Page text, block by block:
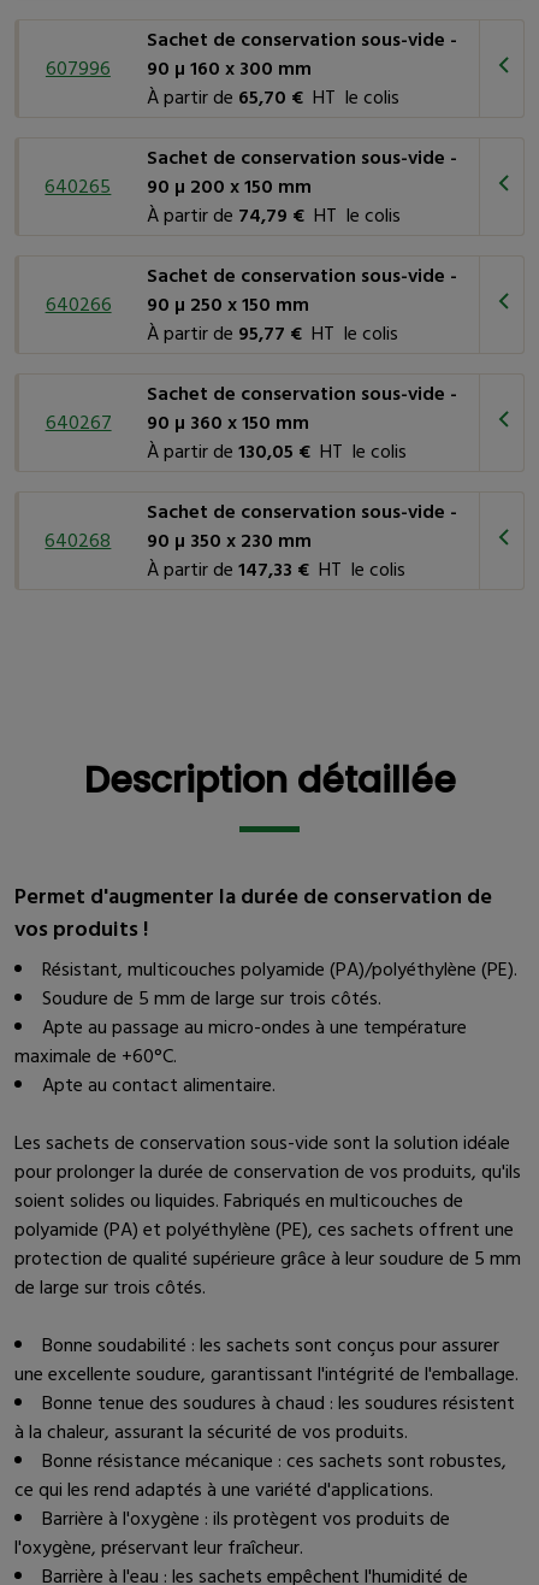
607996
Sachet de conservation sous-vide -
90 µ 160 x 300 mm
À partir de 65,70 €HT le colis
640265
Sachet de conservation sous-vide -
90 µ 200 x 150 mm
À partir de 74,79 €HT le colis
640266
Sachet de conservation sous-vide -
90 µ 250 x 150 mm
À partir de 95,77 € HT le colis
640267
Sachet de conservation sous-vide -
90 µ 360 x 150 mm
À partir de130,05 € HT le colis
640268
Sachet de conservation sous-vide -
90 µ 350 x 230 mm
À partir de147,33 €HT le colis
Description détaillée
Permet d'augmenter la durée de conservation de
vos produits !
Résistant, multicouches polyamide (PA)/polyéthylène (PE).
Soudure de 5 mm de large sur trois côtés.
Apte au passage au micro-ondes à une température
maximale de +60°C.
Apte au contact alimentaire.
Les sachets de conservation sous-vide sont la solution idéale
pour prolonger la durée de conservation de vos produits, qu'ils
soient solides ou liquides. Fabriqués en multicouches de
polyamide (PA) et polyéthylène (PE), ces sachets offrent une
protection de qualité supérieure grâce à leur soudure de 5 mm
de large sur trois côtés.
Bonne soudabilité : les sachets sont conçus pour assurer
une excellente soudure, garantissant l'intégrité de l'emballage.
Bonne tenue des soudures à chaud : les soudures résistent
à la chaleur, assurant la sécurité de vos produits.
Bonne résistance mécanique : ces sachets sont robustes,
ce qui les rend adaptés à une variété d'applications.
Barrière à l'oxygène : ils protègent vos produits de
l'oxygène, préservant leur fraîcheur.
Barrière à l'eau : les sachets empêchent l'humidité de